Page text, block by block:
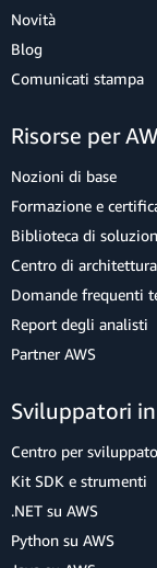
Novità
Blog
Comunicati stampa
Risorse per
Nozioni di base
Formazione e
Biblioteca di
Centro di architettura
Domande frequenti
Report degli analisti
Partner AWS
Sviluppatori in
Centro per
Kit SDK e strumenti
.NET su AWS
Python su AWS